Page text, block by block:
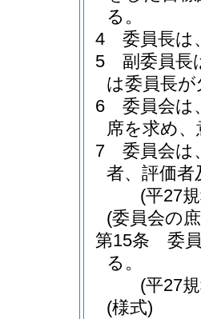
る。
4
委員長は
5
副委員長
は委員長
6
委員会は
席を求め
7
委員会は
者、評価
(平27
(委員会の
第15条
委
る。
(平27
(様式)